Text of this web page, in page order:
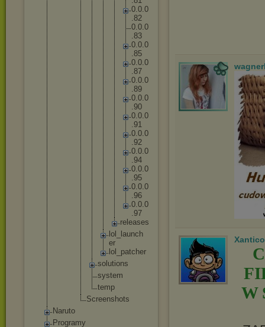
0.0.0
.82
0.0.0
.83
0.0.0
.85
0.0.0
.87
0.0.0
.89
0.0.0
.90
0.0.0
.91
0.0.0
.92
0.0.0
.94
0.0.0
.95
0.0.0
.96
0.0.0
.97
re eases
lo
launch
er
lo
patc her
solutions
system
temp
Screenshots
Naruto
Programy
Xantico
W